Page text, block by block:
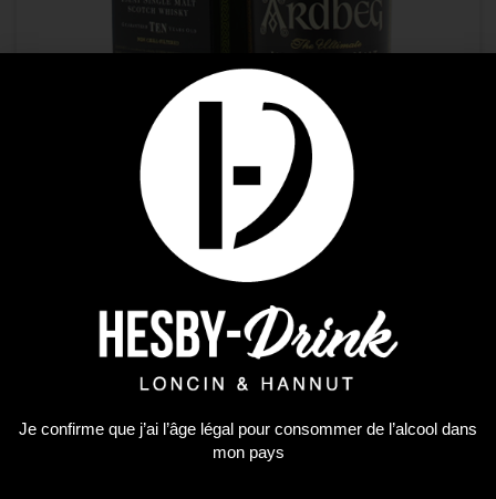
Non classé
ARDBEG 10Y 0.70
62,88€
AJOUTER AU PANIER
Je confirme que j’ai l’âge légal pour consommer de l’alcool dans
mon pays